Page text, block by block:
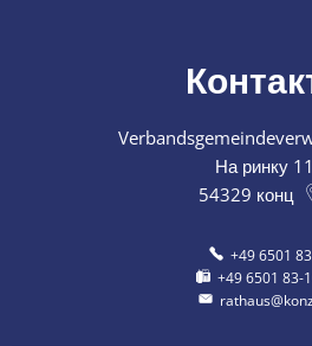
На ринку 11
54329 конц
+49 6501
+49 6501 83-